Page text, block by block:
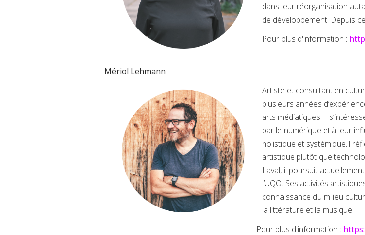
dans leur réorganisation
de développement. Depuis
Pour plus d'information :
Mériol Lehmann
Artiste et consultant en
plusieurs années
arts médiatiques. Il
par le numérique et à leur
holistique et systémique,il
artistique plutôt que
Laval, il poursuit
l’UQO. Ses activités
connaissance du milieu
la littérature et la musique.
Pour plus d'information :